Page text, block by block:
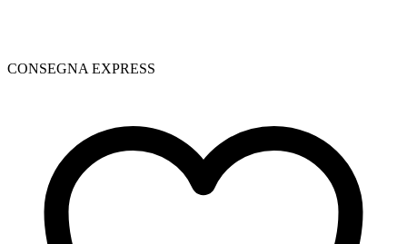
CONSEGNA EXPRESS